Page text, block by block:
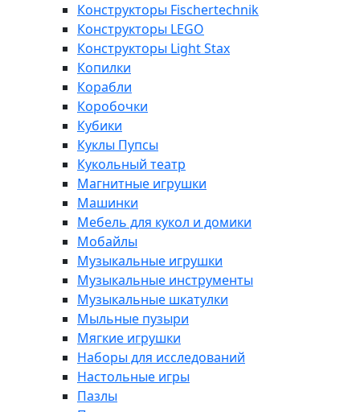
Конструкторы Fisсhertechnik
Конструкторы LEGO
Конструкторы Light Stax
Копилки
Корабли
Коробочки
Кубики
Куклы Пупсы
Кукольный театр
Магнитные игрушки
Машинки
Мебель для кукол и домики
Мобайлы
Музыкальные игрушки
Музыкальные инструменты
Музыкальные шкатулки
Мыльные пузыри
Мягкие игрушки
Наборы для исследований
Настольные игры
Пазлы